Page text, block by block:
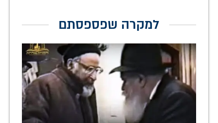
למקרה שפספסתם